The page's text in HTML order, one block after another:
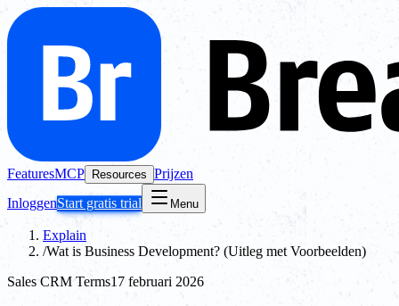
FeaturesMCP Resources Prijzen
InloggenStart gratis trial Menu
Explain
/Wat is Business Development? (Uitleg met Voorbeelden)
Sales CRM Terms17 februari 2026